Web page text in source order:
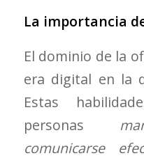
La importancia
El dominio de la
era digital en la
Estas
personas
comunicarse